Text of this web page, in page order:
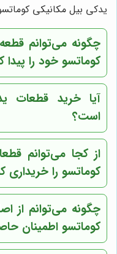
یدکی بیل مکانیکی
چگونه می‌توانم
کوماتسو خود را پیدا
آیا خرید قطعات
است؟
از کجا می‌توانم
کوماتسو را خریداری
چگونه می‌توانم از
کوماتسو اطمینان